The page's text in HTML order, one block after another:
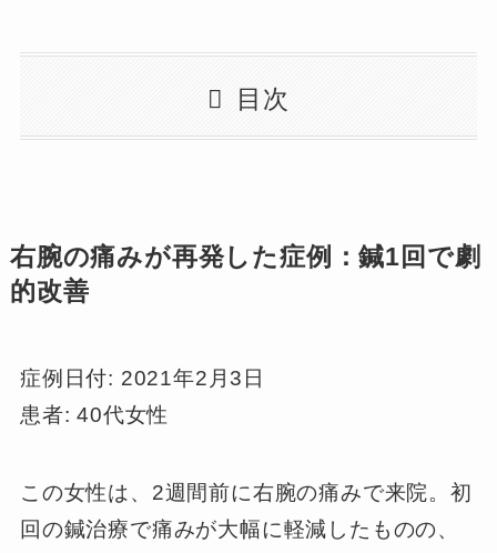
目次
右腕の痛みが再発した症例：鍼1回で劇
的改善
症例日付: 2021年2月3日
患者: 40代女性
この女性は、2週間前に右腕の痛みで来院。初
回の鍼治療で痛みが大幅に軽減したものの、